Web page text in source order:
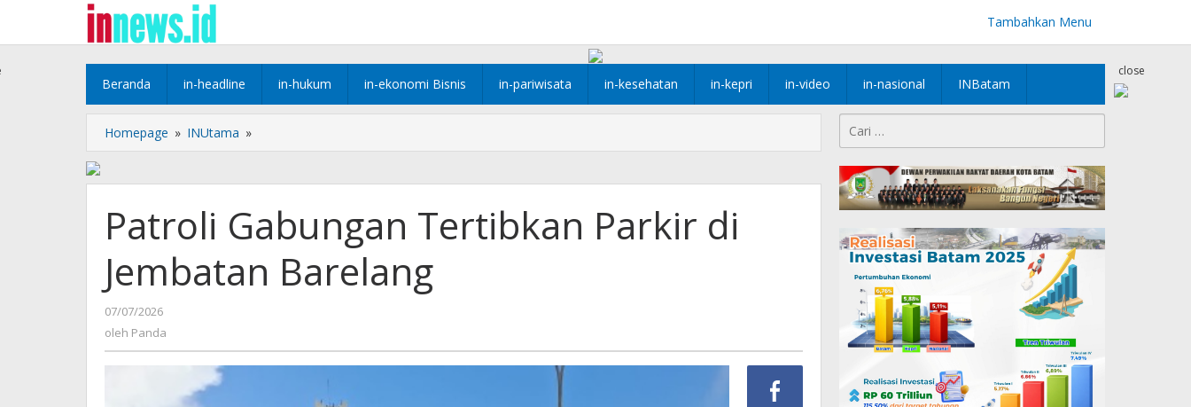
konten
Tambahkan Menu
Beranda in-headline in-hukum in-ekonomi Bisnis in-pariwisata in-kesehatan in-kepri in-video in-nasional INBatam
close
Homepage » INUtama »
Gabungan
Parkir
Jembatan
Barelang
Patroli Gabungan Tertibkan Parkir di
Jembatan Barelang
07/07/2026
oleh Panda
untuk: